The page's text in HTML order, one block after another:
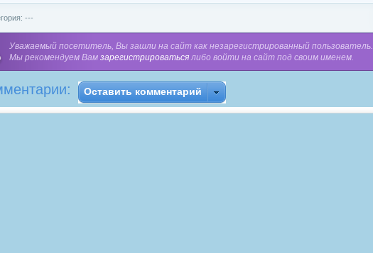
---
Уважаемый посетитель, Вы зашли на сайт как незарегистрированный пользователь.
Мы рекомендуем Вам зарегистрироватьсялибо войти на сайт под своим именем.
Оставить комментарий